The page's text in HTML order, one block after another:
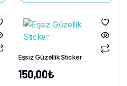
Eşsiz Güzellik Sticker
150,00₺